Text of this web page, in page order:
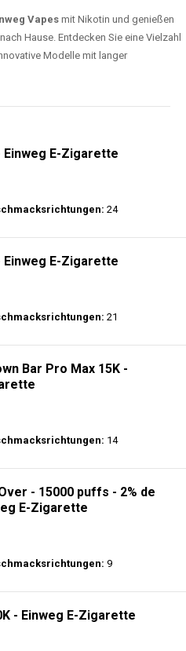
Vapes mit Nikotin und genießen
Hause. Entdecken Sie eine Vielzahl
Modelle mit langer
Einweg E-Zigarette
24
Einweg E-Zigarette
21
Bar Pro Max 15K -
14
- 15000 puffs - 2% de
E-Zigarette
9
- Einweg E-Zigarette